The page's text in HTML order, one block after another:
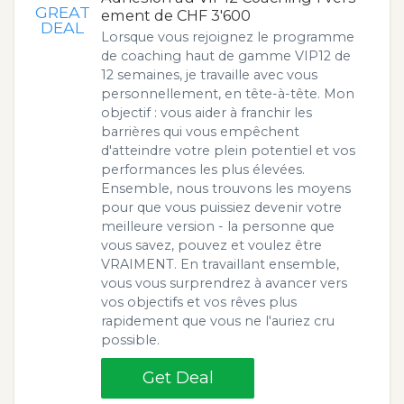
GREAT
DEAL
ement de CHF 3'600
Lorsque vous rejoignez le programme
de coaching haut de gamme VIP12 de
12 semaines, je travaille avec vous
personnellement, en tête-à-tête. Mon
objectif : vous aider à franchir les
barrières qui vous empêchent
d'atteindre votre plein potentiel et vos
performances les plus élevées.
Ensemble, nous trouvons les moyens
pour que vous puissiez devenir votre
meilleure version - la personne que
vous savez, pouvez et voulez être
VRAIMENT. En travaillant ensemble,
vous vous surprendrez à avancer vers
vos objectifs et vos rêves plus
rapidement que vous ne l'auriez cru
possible.
Get Deal